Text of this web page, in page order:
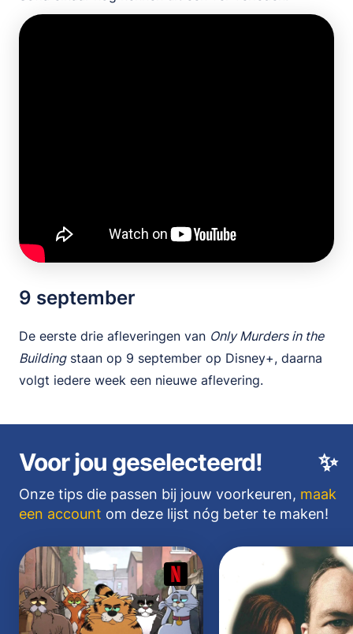
9 september
De eerste drie afleveringen van Only Murders in the
Buildingstaan op 9 september op Disney+, daarna
volgt iedere week een nieuwe aflevering.
✨
Voor jou geselecteerd!
Onze tips die passen bij jouw voorkeuren, maak
een account om deze lijst nóg beter te maken!